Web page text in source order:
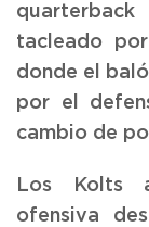
tacleado
donde el
por el
cambio de
Los Kolts
ofensiva